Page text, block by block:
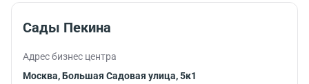
Сады Пекина
Адрес бизнес центра
Москва, Большая Садовая улица, 5к1